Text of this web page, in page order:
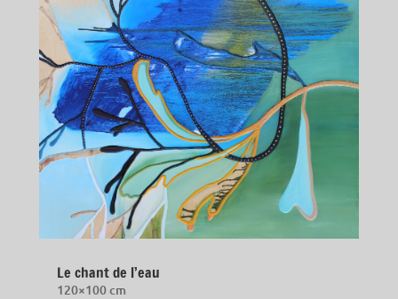
Le chant de l’eau
120×100 cm